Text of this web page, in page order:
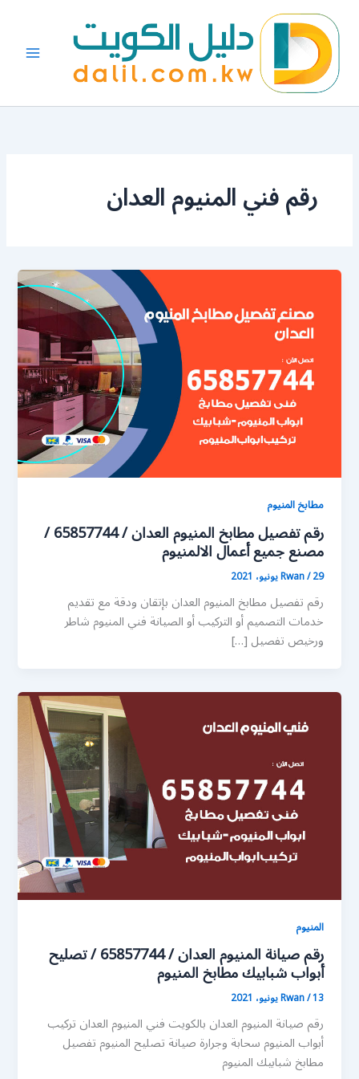
المحتوى
رقم فني المنيوم العدان
مطابخ المنيوم
رقم تفصيل مطابخ المنيوم العدان / 65857744 /
مصنع جميع أعمال الالمنيوم
Rwan/29 يونيو، 2021
رقم تفصيل مطابخ المنيوم العدان بإتقان ودقة مع تقديم
خدمات التصميم أو التركيب أو الصيانة فني المنيوم شاطر
ورخيص تفصيل […]
المنيوم
رقم صيانة المنيوم العدان / 65857744 / تصليح
أبواب شبابيك مطابخ المنيوم
Rwan/13 يونيو، 2021
رقم صيانة المنيوم العدان بالكويت فني المنيوم العدان تركيب
أبواب المنيوم سحابة وجرارة صيانة تصليح المنيوم تفصيل
مطابخ شبابيك المنيوم